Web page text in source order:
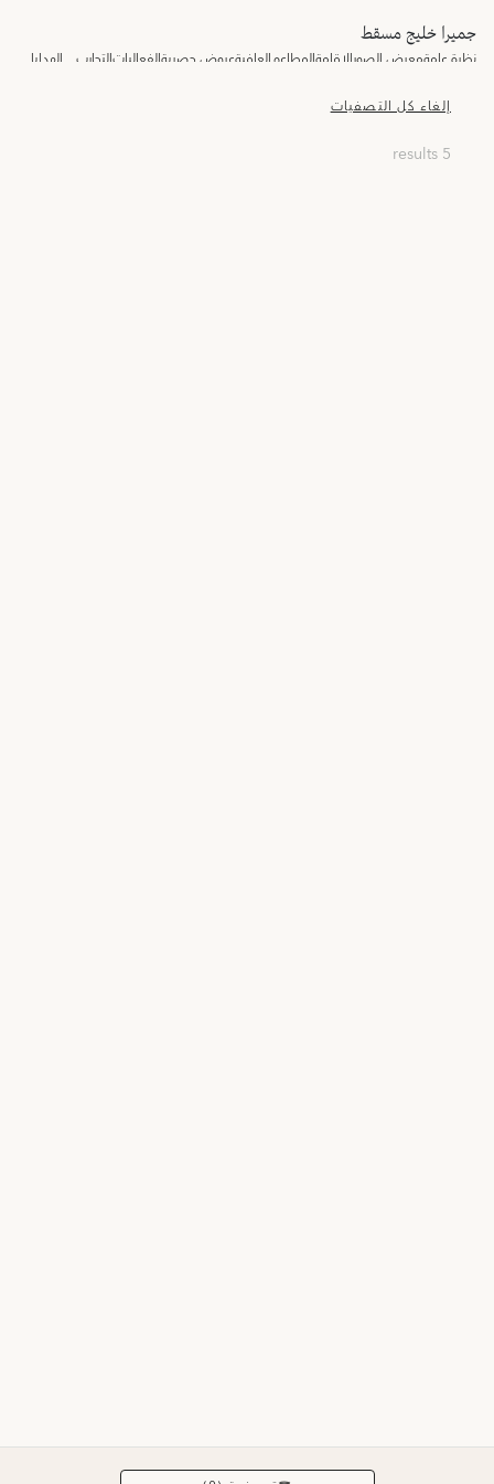
جميرا خليج مسقط
نظرة عامةمعرض الصورالإقامةالمطاعمالعافيةعروض حصريةالفعالياتالتجارب الهدايا
إلغاء كل التصفيات
5 results